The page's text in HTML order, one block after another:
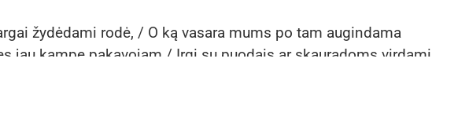
žydėdami rodė, / O ką vasara mums po tam augindama
jau kampe pakavojam / Irgi su puodais ar skauradoms virdami